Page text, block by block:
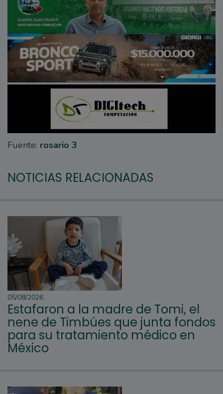
Fuente: rosario 3
NOTICIAS RELACIONADAS
05/08/2026
Estafaron a la madre de Tomi, el
nene de Timbúes que junta fondos
para su tratamiento médico en
México